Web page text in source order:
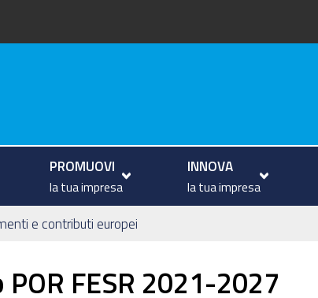
PROMUOVI
la tua impresa
INNOVA
la tua impresa
e contributi europei
POR FESR 2021-2027